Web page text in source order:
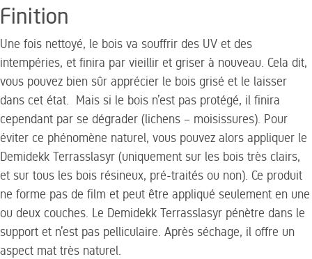
Finition
Une fois nettoyé, le bois va souffrir des UV et des
intempéries, et finira par vieillir et griser à nouveau. Cela dit,
vous pouvez bien sûr apprécier le bois grisé et le laisser
dans cet état. Mais si le bois n’est pas protégé, il finira
cependant par se dégrader (lichens – moisissures). Pour
éviter ce phénomène naturel, vous pouvez alors appliquer le
Demidekk Terrasslasyr (uniquement sur les bois très clairs,
et sur tous les bois résineux, pré-traités ou non). Ce produit
ne forme pas de film et peut être appliqué seulement en une
ou deux couches. Le Demidekk Terrasslasyr pénètre dans le
support et n’est pas pelliculaire. Après séchage, il offre un
aspect mat très naturel.